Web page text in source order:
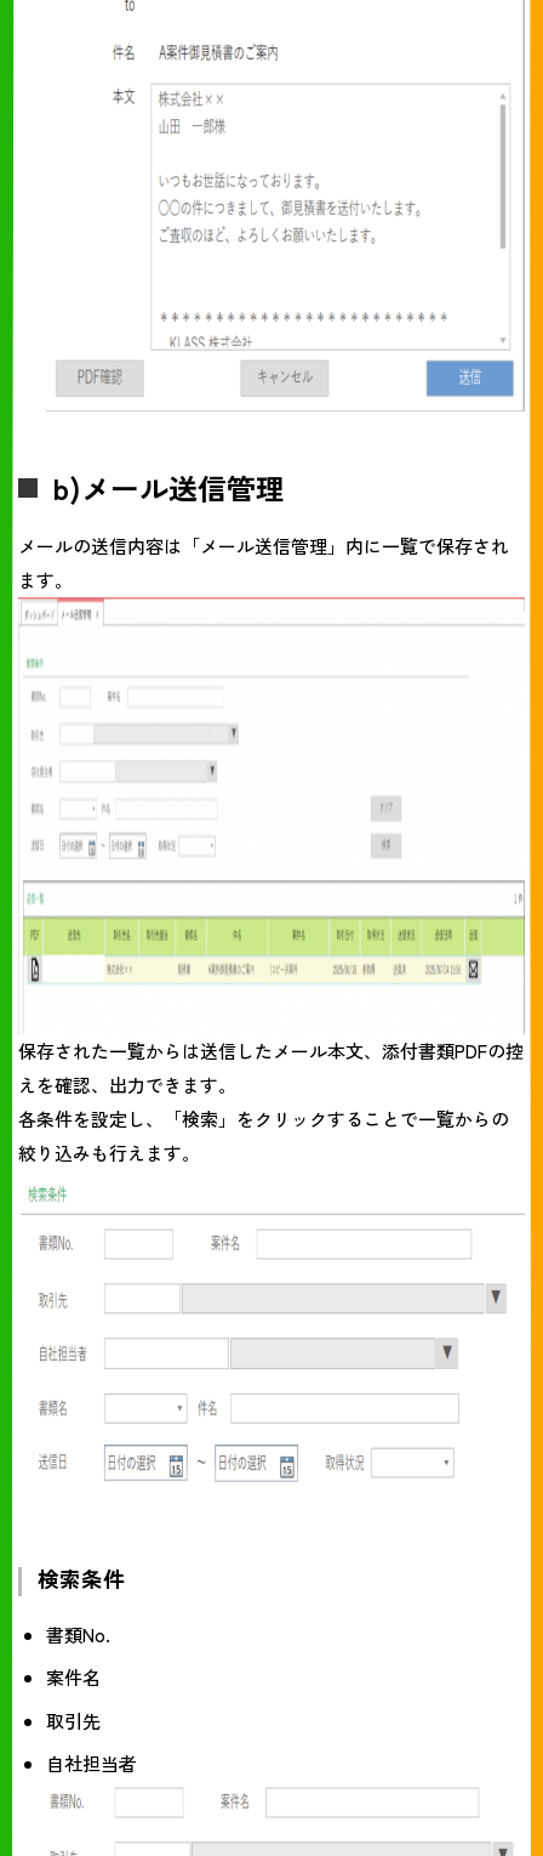
b)メール送信管理
メールの送信内容は「メール送信管理」内に一覧で保存され
ます。
保存された一覧からは送信したメール本文、添付書類PDFの控
えを確認、出力できます。
各条件を設定し、「検索」をクリックすることで一覧からの
絞り込みも行えます。
検索条件
書類No.
案件名
取引先
自社担当者